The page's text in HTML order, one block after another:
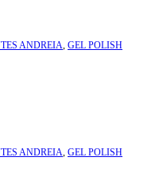
ANDREIA, GEL POLISH
ANDREIA, GEL POLISH